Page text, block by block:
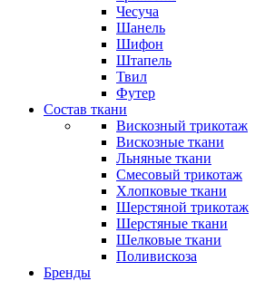
Чесуча
Шанель
Шифон
Штапель
Твил
Футер
Состав ткани
Вискозный трикотаж
Вискозные ткани
Льняные ткани
Смесовый трикотаж
Хлопковые ткани
Шерстяной трикотаж
Шерстяные ткани
Шелковые ткани
Поливискоза
Бренды